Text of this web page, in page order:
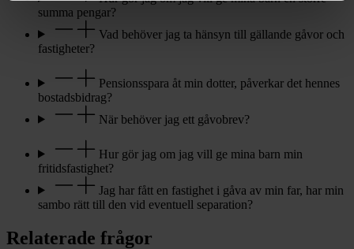
summa pengar?
Vad behöver jag ta hänsyn till gällande gåvor och
fastigheter?
Pensionsspara åt min dotter, påverkar det hennes
bostadsbidrag?
När behöver jag ett gåvobrev?
Hur gör jag om jag vill ge mina barn min
fritidsfastighet?
Jag har fått en fastighet i gåva av min far, har min
sambo rätt till den vid eventuell separation?
Relaterade frågor